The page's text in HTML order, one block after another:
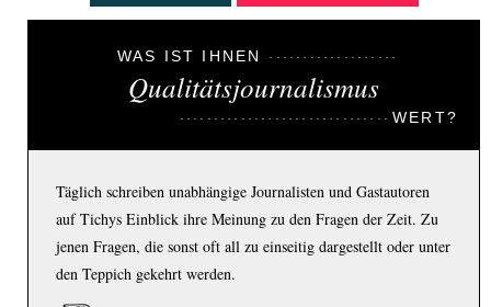
WAS IST IHNEN
Qualitätsjournalismus
WERT?
Täglich schreiben unabhängige Journalisten und Gastautoren
auf Tichys Einblick ihre Meinung zu den Fragen der Zeit. Zu
jenen Fragen, die sonst oft all zu einseitig dargestellt oder unter
den Teppich gekehrt werden.